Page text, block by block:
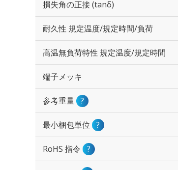
損失角の正接 (tanδ)
耐久性 規定温度/規定時間/負荷
高温無負荷特性 規定温度/規定時間
端子メッキ
参考重量 ?
最小梱包単位 ?
RoHS 指令 ?